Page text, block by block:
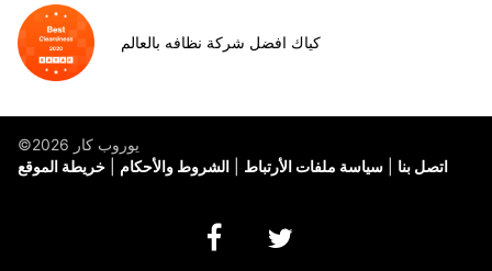
كياك افضل شركة نظافه بالعالم
©يوروب كار 2026
خريطة الموقع
الشروط والأحكام سياسة ملفات الأرتباط اتصل بنا